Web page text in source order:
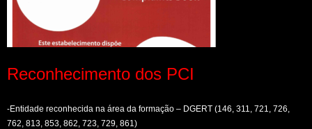
Reconhecimento dos PCI
-Entidade reconhecida na área da formação – DGERT (146, 311, 721, 726,
762, 813, 853, 862, 723, 729, 861)